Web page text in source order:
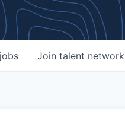
jobs Join talent network